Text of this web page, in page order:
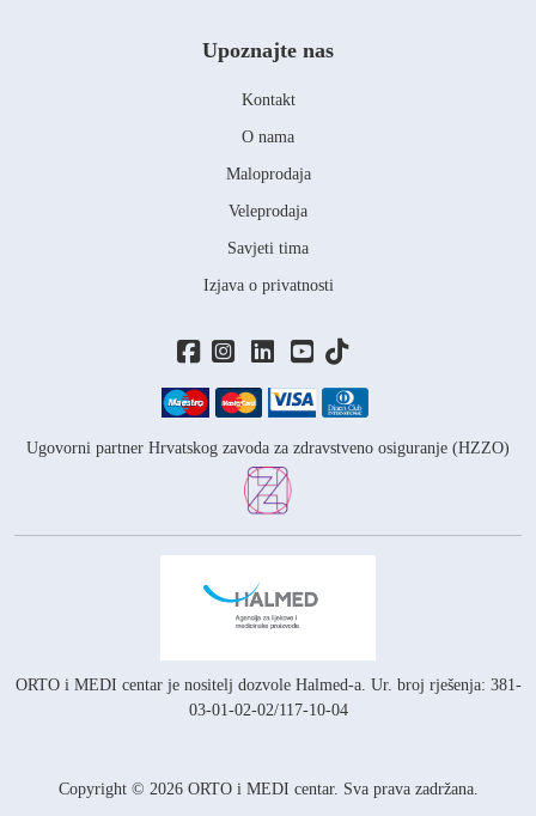
Copyright © 2026 ORTO i MEDI centar. Sva prava zadržana.
Ugovorni partner Hrvatskog zavoda za zdravstveno osiguranje (HZZO)
ORTO i MEDI centar je nositelj dozvole Halmed-a. Ur. broj rješenja: 381-
03-01-02-02/117-10-04
Upoznajte nas
Kontakt
O nama
Maloprodaja
Veleprodaja
Savjeti tima
Izjava o privatnosti